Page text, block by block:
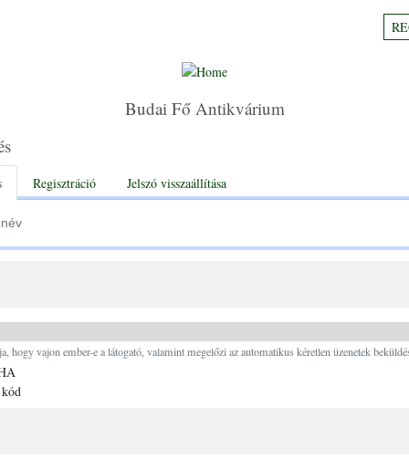
Budai Fő Antikvárium
Regisztráció Jelszó visszaállítása
hogy vajon ember-e a látogató, valamint megelőzi az automatikus kéretlen üzenetek